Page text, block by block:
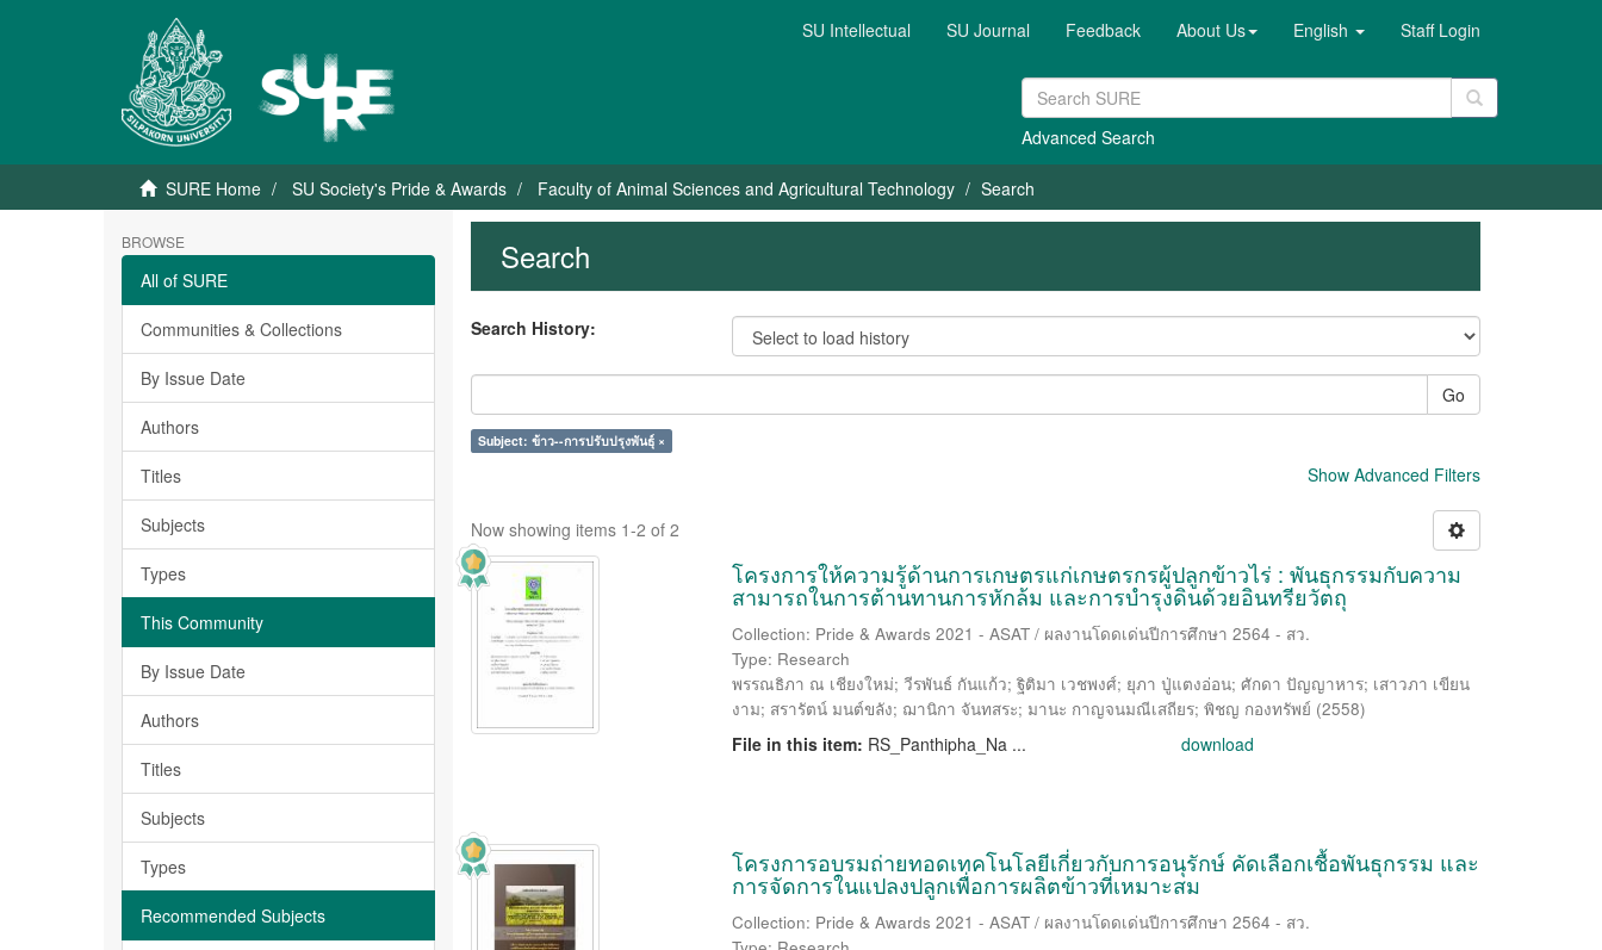
SU Intellectual SU Journal Feedback About Us English Staff Login
Advanced Search
SURE Home SU Society's Pride & Awards Faculty of Animal Sciences and Agricultural Technology Search
BROWSE
All of SURE
Communities & Collections
By Issue Date
Authors
Titles
Subjects
Types
This Community
By Issue Date
Authors
Titles
Subjects
Types
Recommended Subjects
Search
Search History:
Go
Subject: ข้าว--การปรับปรุงพันธุ์ ×
Show Advanced Filters
Now showing items 1-2 of 2
โครงการให้ความรู้ด้านการเกษตรแก่เกษตรกรผู้ปลูกข้าวไร่ : พันธุกรรมกับความ
สามารถในการต้านทานการหักล้ม และการบำรุงดินด้วยอินทรียวัตถุ
Collection: Pride & Awards 2021 - ASAT / ผลงานโดดเด่นปีการศึกษา 2564 - สว.
Type: Research
พรรณธิภา ณ เชียงใหม่; วีรพันธ์ กันแก้ว; ฐิติมา เวชพงศ์; ยุภา ปู่แตงอ่อน; ศักดา ปัญญาหาร; เสาวภา เขียน
งาม; สรารัตน์ มนต์ขลัง; ฌานิกา จันทสระ; มานะ กาญจนมณีเสถียร; พิชญ กองทรัพย์ (2558)
File in this item: RS_Panthipha_Na ... download
โครงการอบรมถ่ายทอดเทคโนโลยีเกี่ยวกับการอนุรักษ์ คัดเลือกเชื้อพันธุกรรม และ
การจัดการในแปลงปลูกเพื่อการผลิตข้าวที่เหมาะสม
Collection: Pride & Awards 2021 - ASAT / ผลงานโดดเด่นปีการศึกษา 2564 - สว.